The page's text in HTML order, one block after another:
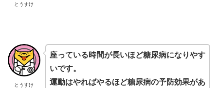
とうすけ
とうすけ
座っている時間が長いほど糖尿病になりやす
いです。
運動はやればやるほど糖尿病の予防効果があ